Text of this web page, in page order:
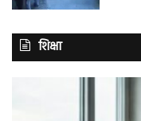
शिक्षा